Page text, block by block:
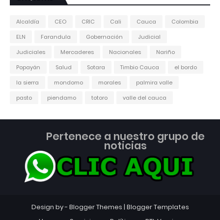
Alcaldía CEO CRIC Cali Cauca
Colombia
ELN
Farandula Gobernación
Judicial
Judiciales
Mercaderes Nacionales
Nariño
Popayán
Salud Sotara Timbio Cauca
el bordo
la sierra
mondomo morales
palmira valle
pasto
piendamo totoro valle del cauca
Pertenece a nuestro grupo de
noticias
Design by - Blogger Themes | Blogger Templates